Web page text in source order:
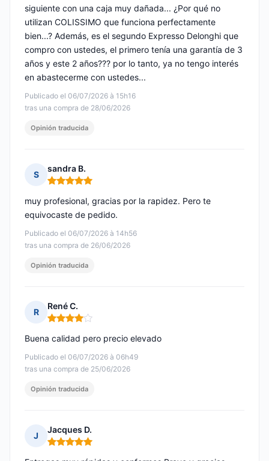
Publicado el 06/07/2026 à 15h16
tras una compra de 28/06/2026
siguiente con una caja muy dañada... ¿Por qué no
utilizan COLISSIMO que funciona perfectamente
bien...? Además, es el segundo Expresso Delonghi que
compro con ustedes, el primero tenía una garantía de 3
años y este 2 años??? por lo tanto, ya no tengo interés
en abastecerme con ustedes...
Opinión traducida
S
sandra B.
Nota: 5 de 5
Publicado el 06/07/2026 à 14h56
tras una compra de 26/06/2026
muy profesional, gracias por la rapidez. Pero te
equivocaste de pedido.
Opinión traducida
R
René C.
Nota: 4 de 5
Publicado el 06/07/2026 à 06h49
tras una compra de 25/06/2026
Buena calidad pero precio elevado
Opinión traducida
J
Jacques D.
Nota: 5 de 5